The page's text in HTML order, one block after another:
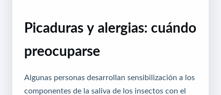
Picaduras y alergias: cuándo
preocuparse
Algunas personas desarrollan sensibilización a los
componentes de la saliva de los insectos con el